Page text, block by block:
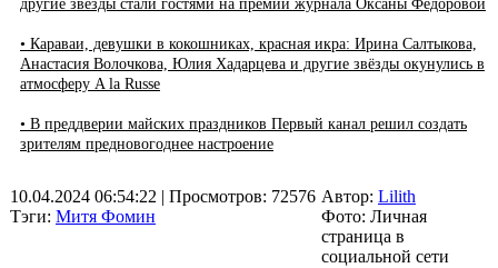
другие звезды стали гостями на премии журнала Оксаны Фёдоровой
• Караваи, девушки в кокошниках, красная икра: Ирина Салтыкова,
Анастасия Волочкова, Юлия Хадарцева и другие звёзды окунулись в
атмосферу A la Russe
• В преддверии майских праздников Первый канал решил создать
зрителям предновогоднее настроение
10.04.2024 06:54:22 | Просмотров: 72576
Тэги: Митя Фомин
Автор: Lilith
Фото: Личная
страница в
социальной сети